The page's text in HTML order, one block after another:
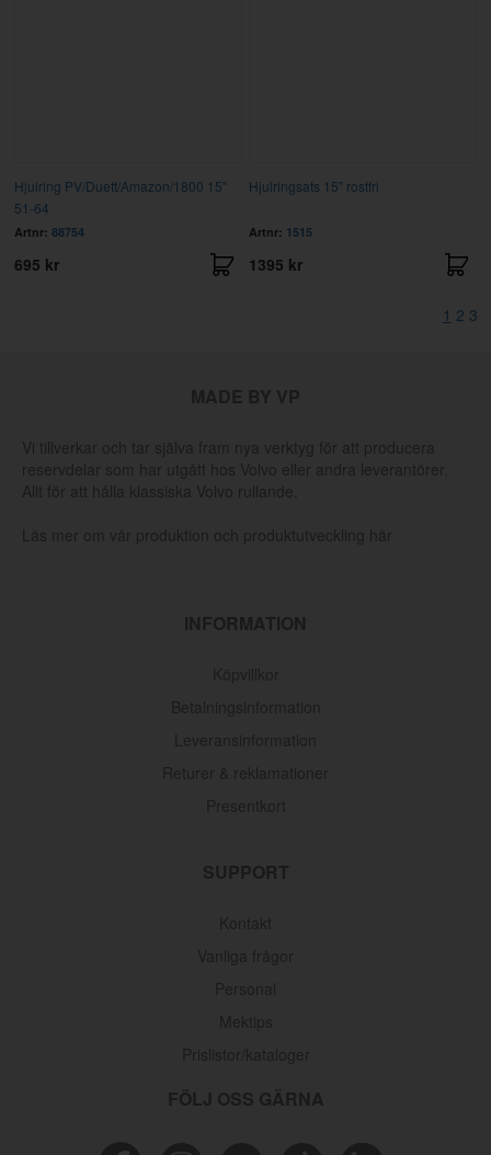
Hjulring PV/Duett/Amazon/1800 15"
51-64
Artnr: 88754
695 kr
Hjulringsats 15" rostfri
Artnr: 1515
1395 kr
1 2 3